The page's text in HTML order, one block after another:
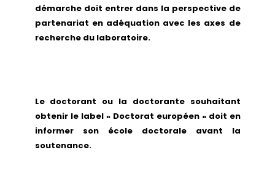
démarche doit entrer dans la perspective de
partenariat en adéquation avec les axes de
recherche du laboratoire.
Le doctorant ou la doctorante souhaitant
obtenir le label « Doctorat européen » doit en
informer son école doctorale avant la
soutenance.